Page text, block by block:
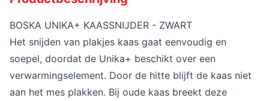
BOSKA UNIKA+ KAASSNIJDER - ZWART
Het snijden van plakjes kaas gaat eenvoudig en
soepel, doordat de Unika+ beschikt over een
verwarmingselement. Door de hitte blijft de kaas niet
aan het mes plakken. Bij oude kaas breekt deze